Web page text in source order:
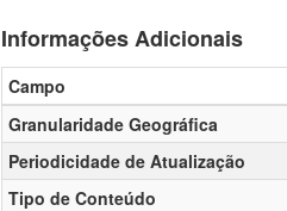
Informações Adicionais
Campo
Granularidade Geográfica
Periodicidade de Atualização
Tipo de Conteúdo